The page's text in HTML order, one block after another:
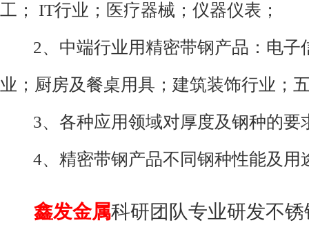
工； IT行业；医疗器械；仪器仪表；
2、中端行业用精密带钢产品：电子
业；厨房及餐桌用具；建筑装饰行业；
3、各种应用领域对厚度及钢种的要
4、精密带钢产品不同钢种性能及用
鑫发金属科研团队专业研发不